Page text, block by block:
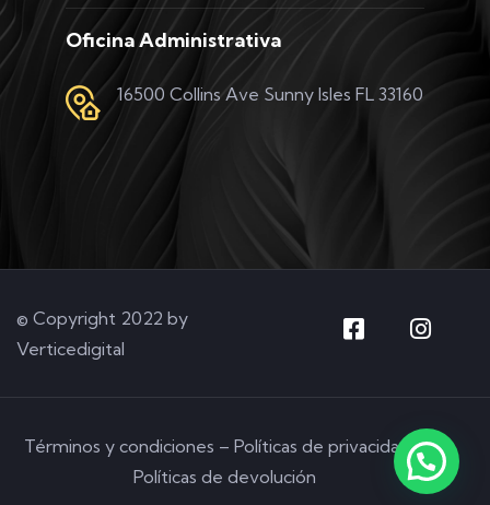
Oficina Administrativa
16500 Collins Ave Sunny Isles FL 33160
© Copyright 2022 by
Verticedigital
Términos y condiciones – Políticas de privacidad–
Políticas de devolución